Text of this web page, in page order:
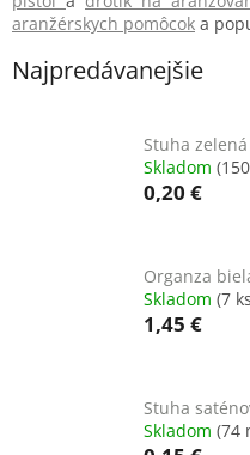
aranžérskych pomôcok a
Najpredávanejšie
Stuha
Skladom
0,20 €
Organza
Skladom (7
1,45 €
Stuha
Skladom (74